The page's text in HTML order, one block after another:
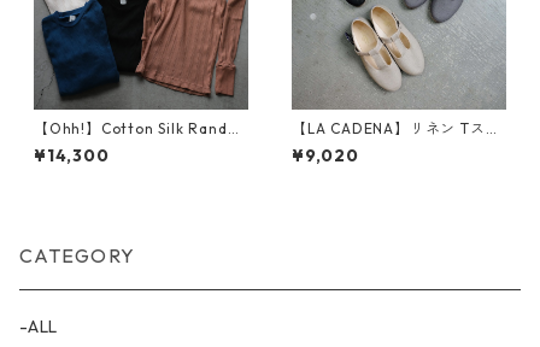
【Ohh!】Cotton Silk Rando
m L/S Crew (OHH-035)
¥14,300
【LA CADENA】リネン Tスト
ラップシューズ
¥9,020
CATEGORY
-ALL